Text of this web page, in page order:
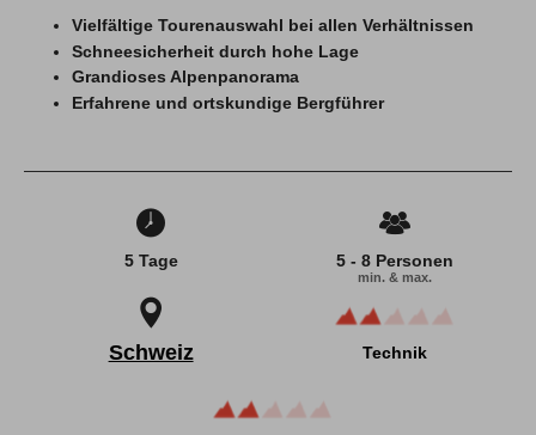
Klettersteige
Klettersteig Tagestouren
Wandern Weltweit
Wandern Selfguided
Allgäuer Gipfelwelten
Vielfältige Tourenauswahl bei allen Verhältnissen
Schneesicherheit durch hohe Lage
Grandioses Alpenpanorama
Erfahrene und ortskundige Bergführer
5 Tage 5 - 8 Personen
min. & max.
Schweiz Technik